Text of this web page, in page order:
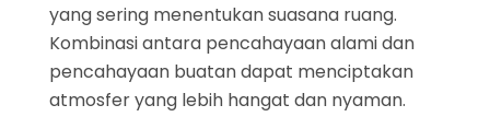
yang sering menentukan suasana ruang.
Kombinasi antara pencahayaan alami dan
pencahayaan buatan dapat menciptakan
atmosfer yang lebih hangat dan nyaman.